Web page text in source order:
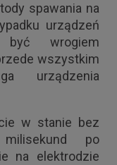
spawania na
urządzeń
wrogiem
wszystkim
urządzenia
w stanie bez
po
na elektrodzie